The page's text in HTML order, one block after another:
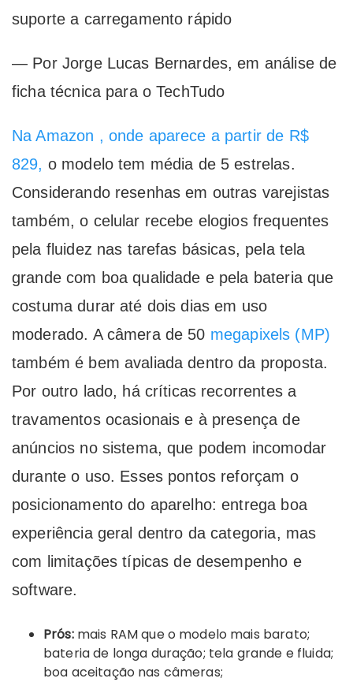
suporte a carregamento rápido
— Por Jorge Lucas Bernardes, em análise de
ficha técnica para o TechTudo
Na Amazon , onde aparece a partir de R$
829, o modelo tem média de 5 estrelas.
Considerando resenhas em outras varejistas
também, o celular recebe elogios frequentes
pela fluidez nas tarefas básicas, pela tela
grande com boa qualidade e pela bateria que
costuma durar até dois dias em uso
moderado. A câmera de 50 megapixels (MP)
também é bem avaliada dentro da proposta.
Por outro lado, há críticas recorrentes a
travamentos ocasionais e à presença de
anúncios no sistema, que podem incomodar
durante o uso. Esses pontos reforçam o
posicionamento do aparelho: entrega boa
experiência geral dentro da categoria, mas
com limitações típicas de desempenho e
software.
Prós:mais RAM que o modelo mais barato;
bateria de longa duração; tela grande e fluida;
boa aceitação nas câmeras;